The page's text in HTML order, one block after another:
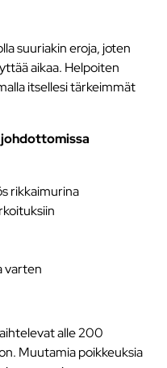
suuriakin eroja, joten
aikaa. Helpoiten
itsellesi tärkeimmät
rikkaimurina
varten
alle 200
Muutamia poikkeuksia